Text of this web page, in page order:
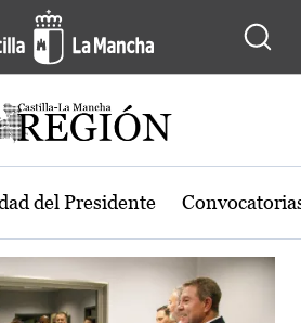
región de Castilla-
del Presidente